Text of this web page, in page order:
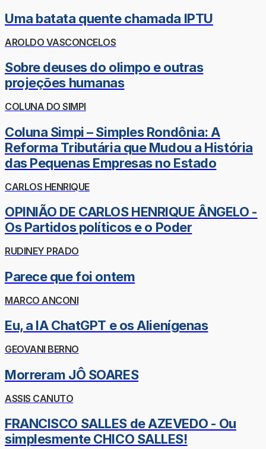
Uma batata quente chamada IPTU
AROLDO VASCONCELOS
Sobre deuses do olimpo e outras
projeções humanas
COLUNA DO SIMPI
Coluna Simpi – Simples Rondônia: A
Reforma Tributária que Mudou a História
das Pequenas Empresas no Estado
CARLOS HENRIQUE
OPINIÃO DE CARLOS HENRIQUE ÂNGELO -
Os Partidos políticos e o Poder
RUDINEY PRADO
Parece que foi ontem
MARCO ANCONI
Eu, a IA ChatGPT e os Alienígenas
GEOVANI BERNO
Morreram JÔ SOARES
ASSIS CANUTO
FRANCISCO SALLES de AZEVEDO - Ou
simplesmente CHICO SALLES!